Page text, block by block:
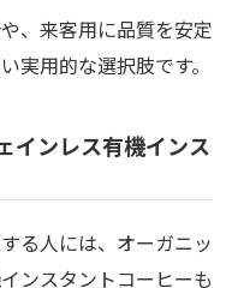
、来客用に品質を安定
実用的な選択肢です。
インレス有機インス
る人には、オーガニッ
ンスタントコーヒーも